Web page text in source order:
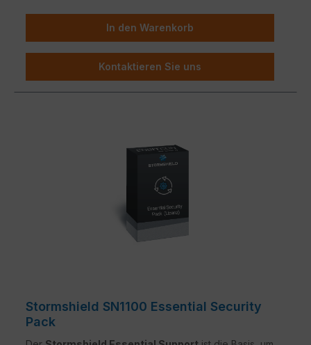
In den Warenkorb
Kontaktieren Sie uns
Stormshield SN1100 Essential Security
Pack